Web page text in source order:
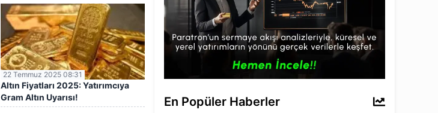
22 Temmuz 2025 08:31
Altın Fiyatları 2025: Yatırımcıya
Gram Altın Uyarısı!
En Popüler Haberler